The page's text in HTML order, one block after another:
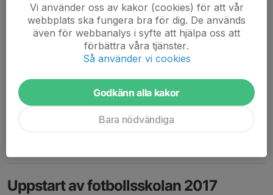
Efter en härlig vår med många glädjefyllda barn på fotbollskolan
har vi nu tagit sommarlov.
* Avslutning med föräldramatch den 20/9!
Prenumerara gärna på kalendern här:
Uppstart av fotbollsskolan 2017
Vi använder oss av kakor (cookies) för att vår
webbplats ska fungera bra för dig. De används
även för webbanalys i syfte att hjälpa oss att
förbättra våra tjänster.
Så använder vi cookies
Godkänn alla kakor
Bara nödvändiga